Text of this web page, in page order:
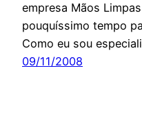
empresa Mãos
pouquíssimo tempo
Como eu sou
09/11/2008